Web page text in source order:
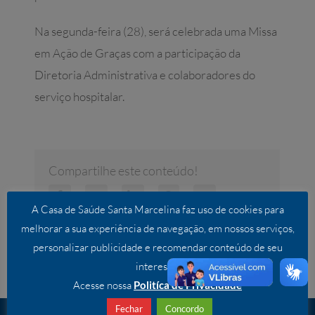
Na segunda-feira (28), será celebrada uma Missa
em Ação de Graças com a participação da
Diretoria Administrativa e colaboradores do
serviço hospitalar.
Compartilhe este conteúdo!
FacebookTwitter LinkedInWhatsApp
E-
mail
A Casa de Saúde Santa Marcelina faz uso de cookies para
melhorar a sua experiência de navegação, em nossos serviços,
personalizar publicidade e recomendar conteúdo de seu
interesse.
Acesse nossa Politíca de Privacidade
Fechar Concordo